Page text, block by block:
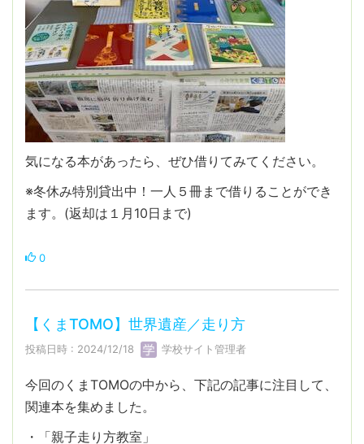
気になる本があったら、ぜひ借りてみてください。
※冬休み特別貸出中！一人５冊まで借りることができ
ます。(返却は１月10日まで)
0
【くまTOMO】世界遺産／走り方
投稿日時 : 2024/12/18 学校サイト管理者
今回のくまTOMOの中から、下記の記事に注目して、
関連本を集めました。
・「親子走り方教室」